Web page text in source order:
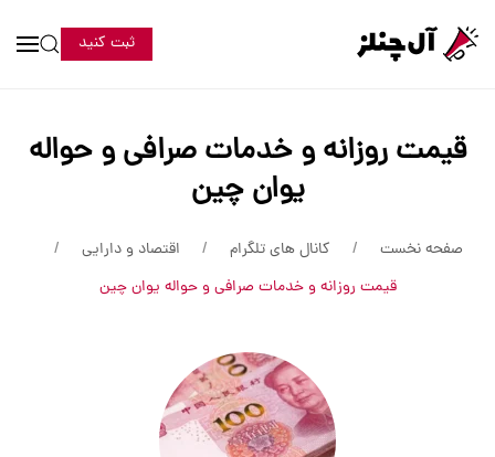
ثبت کنید
قیمت روزانه و خدمات صرافی و حواله
یوان چین
صفحه نخست کانال های تلگرام
اقتصاد و دارایی
قیمت روزانه و خدمات صرافی و حواله یوان چین